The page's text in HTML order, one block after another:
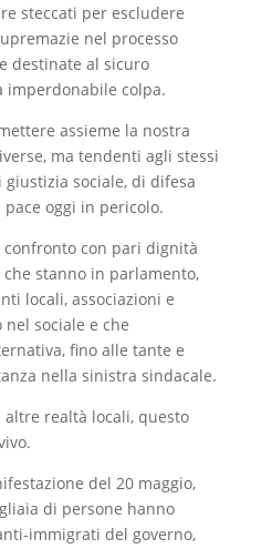
steccati per escludere
nel processo
destinate al sicuro
imperdonabile colpa.
assieme la nostra
ma tendenti agli stessi
sociale, di difesa
oggi in pericolo.
con pari dignità
stanno in parlamento,
locali, associazioni e
sociale e che
fino alle tante e
nella sinistra sindacale.
realtà locali, questo
del 20 maggio,
di persone hanno
immigrati del governo,